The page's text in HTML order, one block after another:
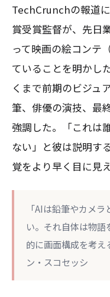
TechCrunchの報道
賞受賞監督が、先日
って映画の絵コンテ
ていることを明かし
くまで前期のビジュ
筆、俳優の演技、最
強調した。「これは
ない」と彼は説明す
覚をより早く目に見
「AIは鉛筆やカメ
い。それ自体は物
的に画面構成を考
ン・スコセッシ